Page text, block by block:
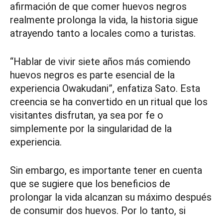
afirmación de que comer huevos negros
realmente prolonga la vida, la historia sigue
atrayendo tanto a locales como a turistas.
“Hablar de vivir siete años más comiendo
huevos negros es parte esencial de la
experiencia Owakudani”, enfatiza Sato. Esta
creencia se ha convertido en un ritual que los
visitantes disfrutan, ya sea por fe o
simplemente por la singularidad de la
experiencia.
Sin embargo, es importante tener en cuenta
que se sugiere que los beneficios de
prolongar la vida alcanzan su máximo después
de consumir dos huevos. Por lo tanto, si